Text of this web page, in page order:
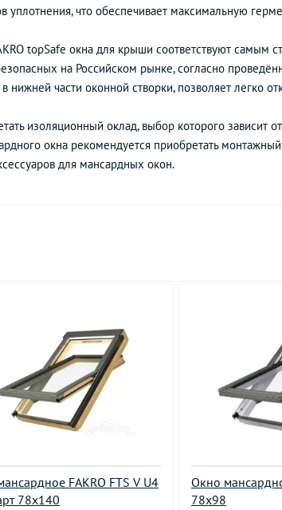
уплотнения, что обеспечивает максимальную
topSafe окна для крыши соответствуют
на Российском рынке, согласно
части оконной створки, позволяет легко
изоляционный оклад, выбор которого зависит
окна рекомендуется приобретать
для мансардных окон.
FAKRO FTS V U4
78х140
Окно
78х98